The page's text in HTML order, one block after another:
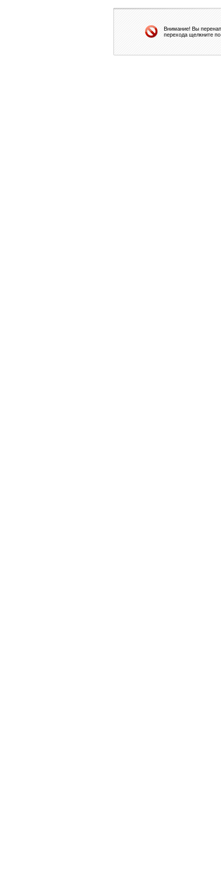
Внимание! Вы
перехода щелкните